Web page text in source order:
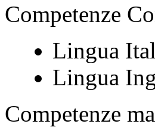
Competenze
Lingua
Lingua
Competenze